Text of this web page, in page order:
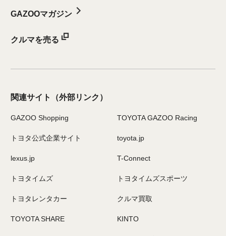
GAZOOマガジン
クルマを売る
関連サイト （外部リンク）
GAZOO Shopping TOYOTA GAZOO Racing
トヨタ公式企業サイト toyota.jp
lexus.jp T-Connect
トヨタイムズ トヨタイムズスポーツ
トヨタレンタカー クルマ買取
TOYOTA SHARE KINTO